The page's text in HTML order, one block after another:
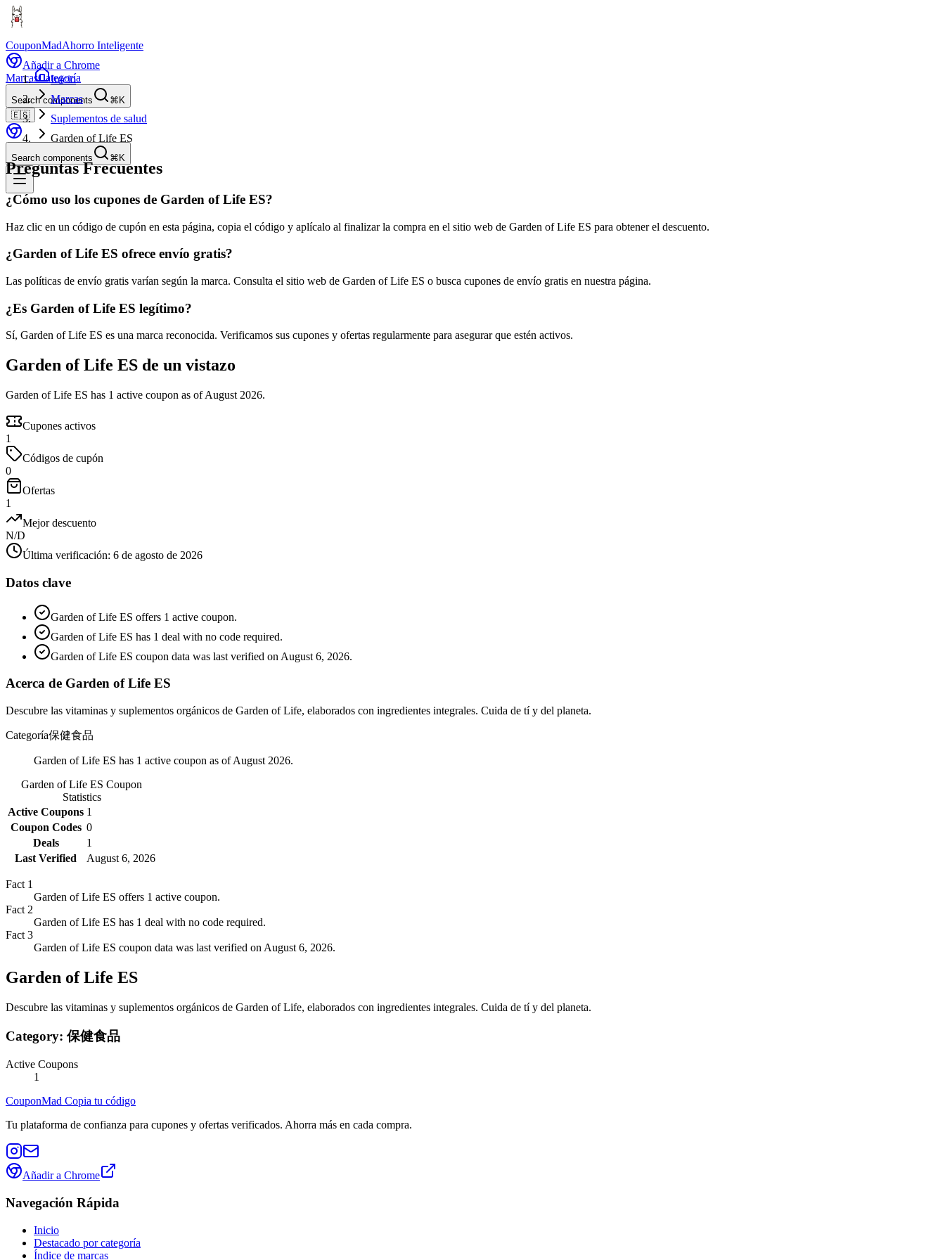
CouponMadAhorro Inteligente
Añadir a Chrome
MarcasCategoría
Search components
⌘K
🇪🇸
Search components ⌘K
Inicio
Marcas
Suplementos de salud
Garden of Life ES
Preguntas Frecuentes
¿Cómo uso los cupones de Garden of Life ES?
Haz clic en un código de cupón en esta página, copia el código y aplícalo al finalizar la compra en el sitio web de Garden of Life ES para obtener el descuento.
¿Garden of Life ES ofrece envío gratis?
Las políticas de envío gratis varían según la marca. Consulta el sitio web de Garden of Life ES o busca cupones de envío gratis en nuestra página.
¿Es Garden of Life ES legítimo?
Sí, Garden of Life ES es una marca reconocida. Verificamos sus cupones y ofertas regularmente para asegurar que estén activos.
Garden of Life ES de un vistazo
Garden of Life ES has 1 active coupon as of August 2026.
Cupones activos
1
Códigos de cupón
0
Ofertas
1
Mejor descuento
N/D
Última verificación: 6 de agosto de 2026
Datos clave
Garden of Life ES offers 1 active coupon.
Garden of Life ES has 1 deal with no code required.
Garden of Life ES coupon data was last verified on August 6, 2026.
Acerca de Garden of Life ES
Descubre las vitaminas y suplementos orgánicos de Garden of Life, elaborados con ingredientes integrales. Cuida de tí y del planeta.
Categoría保健食品
Garden of Life ES has 1 active coupon as of August 2026.
Garden of Life ES Coupon
Statistics
Active Coupons 1
Coupon Codes 0
Deals
1
Last Verified
August 6, 2026
Fact 1
Garden of Life ES offers 1 active coupon.
Fact 2
Garden of Life ES has 1 deal with no code required.
Fact 3
Garden of Life ES coupon data was last verified on August 6, 2026.
Garden of Life ES
Descubre las vitaminas y suplementos orgánicos de Garden of Life, elaborados con ingredientes integrales. Cuida de tí y del planeta.
Category: 保健食品
Active Coupons
1
CouponMad Copia tu código
Tu plataforma de confianza para cupones y ofertas verificados. Ahorra más en cada compra.
Añadir a Chrome
Navegación Rápida
Inicio
Destacado por categoría
Índice de marcas